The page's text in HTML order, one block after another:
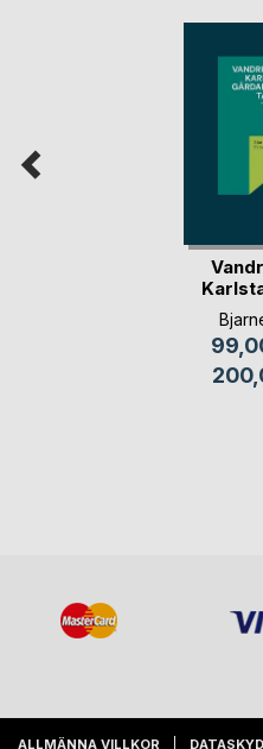
ALLMÄNNA VILLKOR